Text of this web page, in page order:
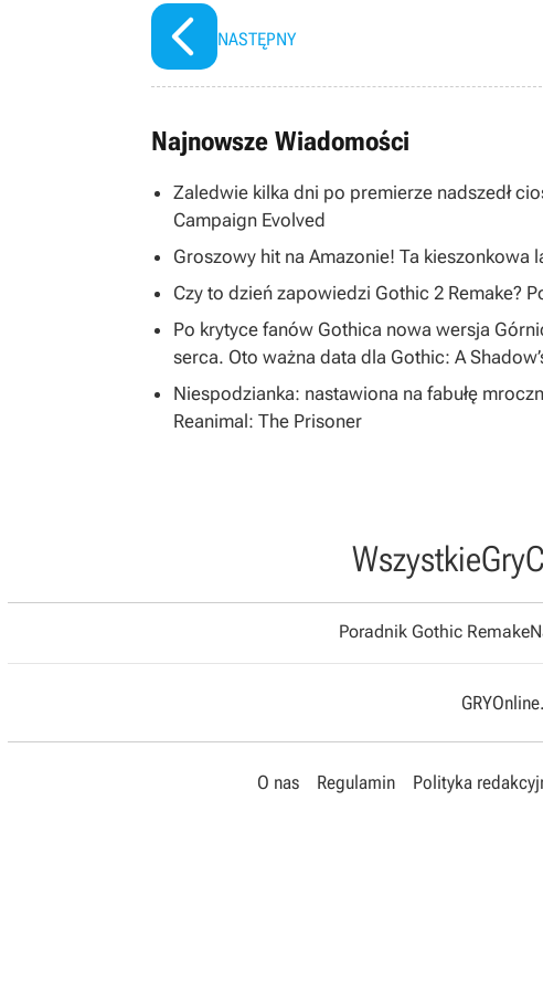
NASTĘPNY
Najnowsze Wiadomości
Zaledwie kilka dni po premierze nadszedł
Campaign Evolved
Groszowy hit na Amazonie! Ta kieszonkowa
Czy to dzień zapowiedzi Gothic 2 Remake?
Po krytyce fanów Gothica nowa wersja
serca. Oto ważna data dla Gothic: A
Niespodzianka: nastawiona na fabułę
Reanimal: The Prisoner
WszystkieGry
Poradnik Gothic Remake
O nas Regulamin Polityka